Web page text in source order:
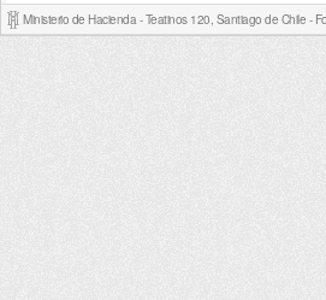
Ministerio de Hacienda - Teatinos 120, Santiago de Chile -